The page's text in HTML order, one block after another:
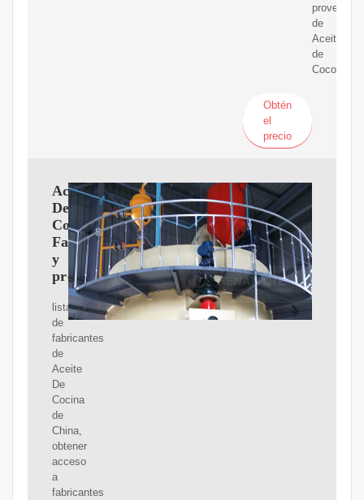
de
Aceite
de
Coco.
Obtén
el
precio
Aceite
De
Cocina
Fabricantes
y
proveedores
lista
de
fabricantes
de
Aceite
De
Cocina
de
China,
obtener
acceso
a
fabricantes